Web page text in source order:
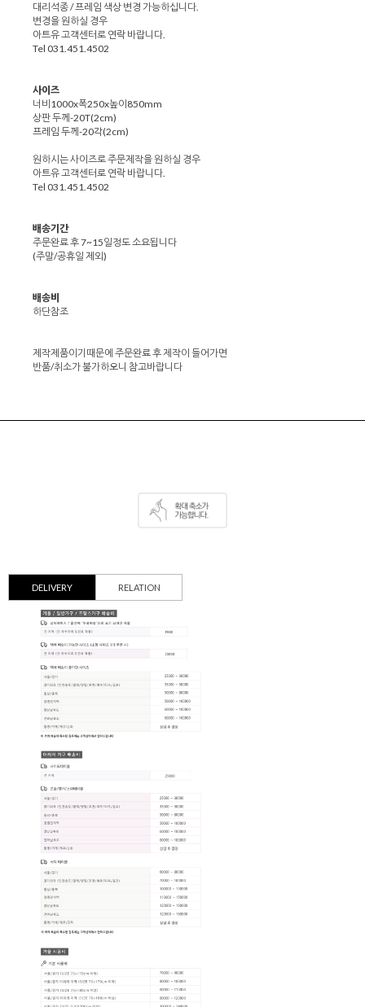
대리석종 / 프레임 색상 변경 가능하십니다.
변경을 원하실 경우
아트유 고객센터로 연락 바랍니다.
Tel 031.451.4502
사이즈
너비1000x폭250x높이850mm
상판 두께-20T(2cm)
프레임 두께-20각(2cm)
원하시는 사이즈로 주문제작을 원하실 경우
아트유 고객센터로 연락 바랍니다.
Tel 031.451.4502
배송기간
주문완료 후 7~15일정도 소요됩니다
(주말/공휴일 제외)
배송비
하단참조
제작제품이기때문에 주문완료 후 제작이 들어가면
반품/취소가 불가하오니 참고바랍니다
DELIVERY RELATION